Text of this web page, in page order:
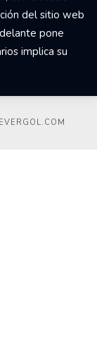
del sitio web
pone
implica su
EVERGOL.COM